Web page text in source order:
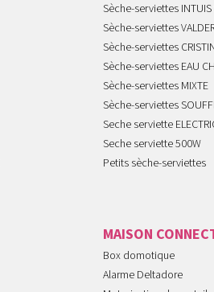
Sèche-serviettes INTUIS
Sèche-serviettes
Sèche-serviettes
Sèche-serviettes EAU
Sèche-serviettes MIXTE
Sèche-serviettes
Seche serviette
Seche serviette 500W
Petits sèche-serviettes
MAISON
Box domotique
Alarme Deltadore